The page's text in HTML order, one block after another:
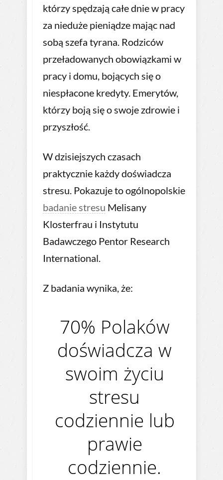
którzy spędzają całe dnie w pracy
za nieduże pieniądze mając nad
sobą szefa tyrana. Rodziców
przeładowanych obowiązkami w
pracy i domu, bojących się o
niespłacone kredyty. Emerytów,
którzy boją się o swoje zdrowie i
przyszłość.
W dzisiejszych czasach
praktycznie każdy doświadcza
stresu. Pokazuje to ogólnopolskie
badanie stresu Melisany
Klosterfrau i Instytutu
Badawczego Pentor Research
International.
Z badania wynika, że:
70% Polaków
doświadcza w
swoim życiu
stresu
codziennie lub
prawie
codziennie.